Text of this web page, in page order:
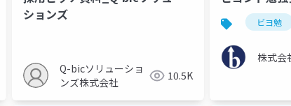
ションズ
Q-bicソリューショ
ンズ株式会社
10.5K
ビヨ勉
株式会